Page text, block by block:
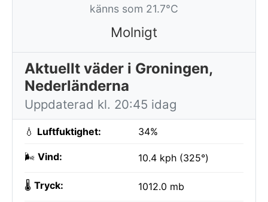
känns som 21.7°C
Molnigt
Aktuellt väder i Groningen,
Nederländerna
Uppdaterad kl. 20:45 idag
💧 Luftfuktighet: 34%
🌬️ Vind: 10.4 kph (325°)
🌡️ Tryck: 1012.0 mb